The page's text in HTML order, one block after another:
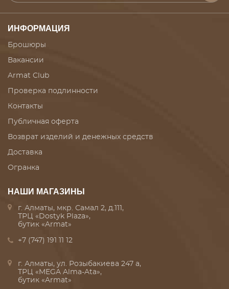
ИНФОРМАЦИЯ
Брошюры
Вакансии
Armat Club
Проверка подлинности
Контакты
Публичная оферта
Возврат изделий и денежных средств
Доставка
Огранка
НАШИ МАГАЗИНЫ
г. Алматы, мкр. Самал 2, д.111,
ТРЦ «Dostyk Plaza»,
бутик «Armat»
+7 (747) 191 11 12
г. Алматы, ул. Розыбакиева 247 а,
ТРЦ «MEGA Alma-Ata»,
бутик «Armat»